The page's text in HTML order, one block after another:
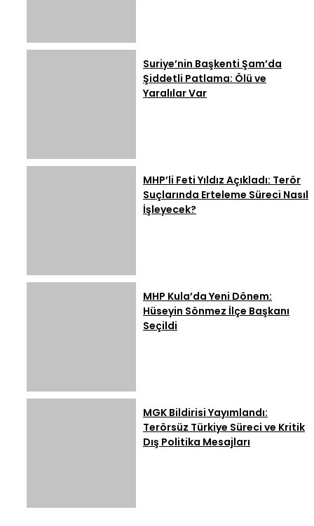
Suriye’nin Başkenti Şam’da
Şiddetli Patlama: Ölü ve
Yaralılar Var
MHP’li Feti Yıldız Açıkladı: Terör
Suçlarında Erteleme Süreci Nasıl
İşleyecek?
MHP Kula’da Yeni Dönem:
Hüseyin Sönmez İlçe Başkanı
Seçildi
MGK Bildirisi Yayımlandı:
Terörsüz Türkiye Süreci ve Kritik
Dış Politika Mesajları